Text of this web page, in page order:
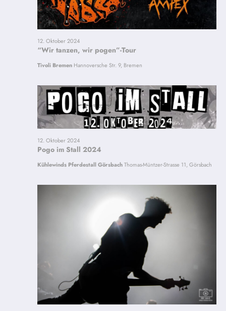
“Wir tanzen, wir pogen”-Tour
12. Oktober 2024
Tivoli Bremen Hannoversche Str. 9, Bremen
Pogo im Stall 2024
12. Oktober 2024
Kühlewinds Pferdestall GörsbachThomas-Müntzer-Strasse 11, Görsbach